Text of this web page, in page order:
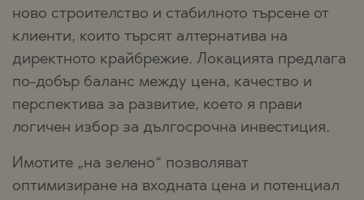
ново строителство и стабилното търсене от
клиенти, които търсят алтернатива на
директното крайбрежие. Локацията предлага
по-добър баланс между цена, качество и
перспектива за развитие, което я прави
логичен избор за дългосрочна инвестиция.
Имотите „на зелено“ позволяват
оптимизиране на входната цена и потенциал